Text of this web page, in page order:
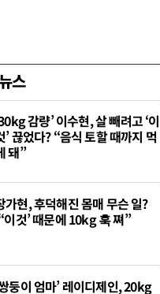
스
감량’ 이수현, 살 빼려고 ‘이
’ 끊었다? “음식 토할 때까지 먹
돼”
가현, 후덕해진 몸매 무슨 일?
이것’ 때문에 10kg 훅 쪄”
둥이 엄마’ 레이디제인, 20kg